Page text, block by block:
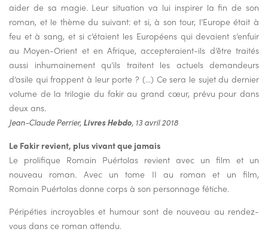
aider de sa magie. Leur situation va lui inspirer la fin de son
roman, et le thème du suivant: et si, à son tour, l’Europe était à
feu et à sang, et si c’étaient les Européens qui devaient s’enfuir
au Moyen-Orient et en Afrique, accepteraient-ils d’être traités
aussi inhumainement qu’ils traitent les actuels demandeurs
d’asile qui frappent à leur porte ? (…) Ce sera le sujet du dernier
volume de la trilogie du fakir au grand cœur, prévu pour dans
deux ans.
Jean-Claude Perrier, Livres Hebdo, 13 avril 2018
Le Fakir revient, plus vivant que jamais
Le prolifique Romain Puértolas revient avec un film et un
nouveau roman. Avec un tome II au roman et un film,
Romain Puértolas donne corps à son personnage fétiche.
Péripéties incroyables et humour sont de nouveau au rendez-
vous dans ce roman attendu.